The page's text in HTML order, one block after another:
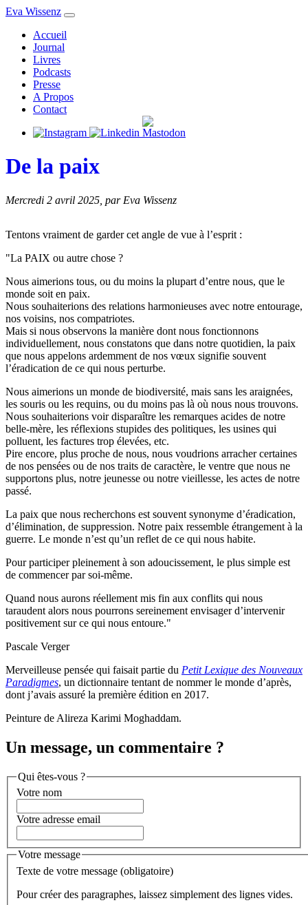
Eva Wissenz
Accueil
Journal
Livres
Podcasts
Presse
A Propos
Contact
De la paix
Mercredi 2 avril 2025 par Eva Wissenz
Tentons vraiment de garder cet angle de vue à l’esprit :
"La PAIX ou autre chose ?
Nous aimerions tous, ou du moins la plupart d’entre nous, que le
monde soit en paix.
Nous souhaiterions des relations harmonieuses avec notre entourage,
nos voisins, nos compatriotes.
Mais si nous observons la manière dont nous fonctionnons
individuellement, nous constatons que dans notre quotidien, la paix
que nous appelons ardemment de nos vœux signifie souvent
l’éradication de ce qui nous perturbe.
Nous aimerions un monde de biodiversité, mais sans les araignées,
les souris ou les requins, ou du moins pas là où nous nous trouvons.
Nous souhaiterions voir disparaître les remarques acides de notre
belle-mère, les réflexions stupides des politiques, les usines qui
polluent, les factures trop élevées, etc.
Pire encore, plus proche de nous, nous voudrions arracher certaines
de nos pensées ou de nos traits de caractère, le ventre que nous ne
supportons plus, notre jeunesse ou notre vieillesse, les actes de notre
passé.
La paix que nous recherchons est souvent synonyme d’éradication,
d’élimination, de suppression. Notre paix ressemble étrangement à la
guerre. Le monde n’est qu’un reflet de ce qui nous habite.
Pour participer pleinement à son adoucissement, le plus simple est
de commencer par soi-même.
Quand nous aurons réellement mis fin aux conflits qui nous
taraudent alors nous pourrons sereinement envisager d’intervenir
positivement sur ce qui nous entoure."
Pascale Verger
Merveilleuse pensée qui faisait partie du Petit Lexique des Nouveaux
Paradigmes, un dictionnaire tentant de nommer le monde d’après,
dont j’avais assuré la première édition en 2017.
Peinture de Alireza Karimi Moghaddam.
Un message, un commentaire ?
Qui êtes-vous ?
Votre nom
Votre adresse email
Votre message
Texte de votre message (obligatoire)
Pour créer des paragraphes, laissez simplement des lignes vides.